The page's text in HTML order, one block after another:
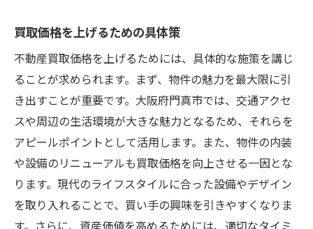
買取価格を上げるための具体策
不動産買取価格を上げるためには、具体的な施策を講じ
ることが求められます。まず、物件の魅力を最大限に引
き出すことが重要です。大阪府門真市では、交通アクセ
スや周辺の生活環境が大きな魅力となるため、それらを
アピールポイントとして活用します。また、物件の内装
や設備のリニューアルも買取価格を向上させる一因とな
ります。現代のライフスタイルに合った設備やデザイン
を取り入れることで、買い手の興味を引きやすくなりま
す。さらに、資産価値を高めるためには、適切なタイミ